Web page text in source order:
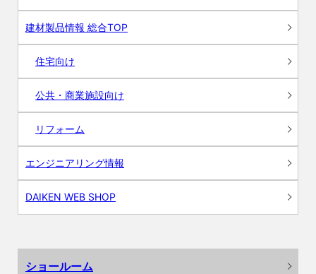
建材製品情報 総合TOP
住宅向け
公共・商業施設向け
リフォーム
エンジニアリング情報
DAIKEN WEB SHOP
ショールーム